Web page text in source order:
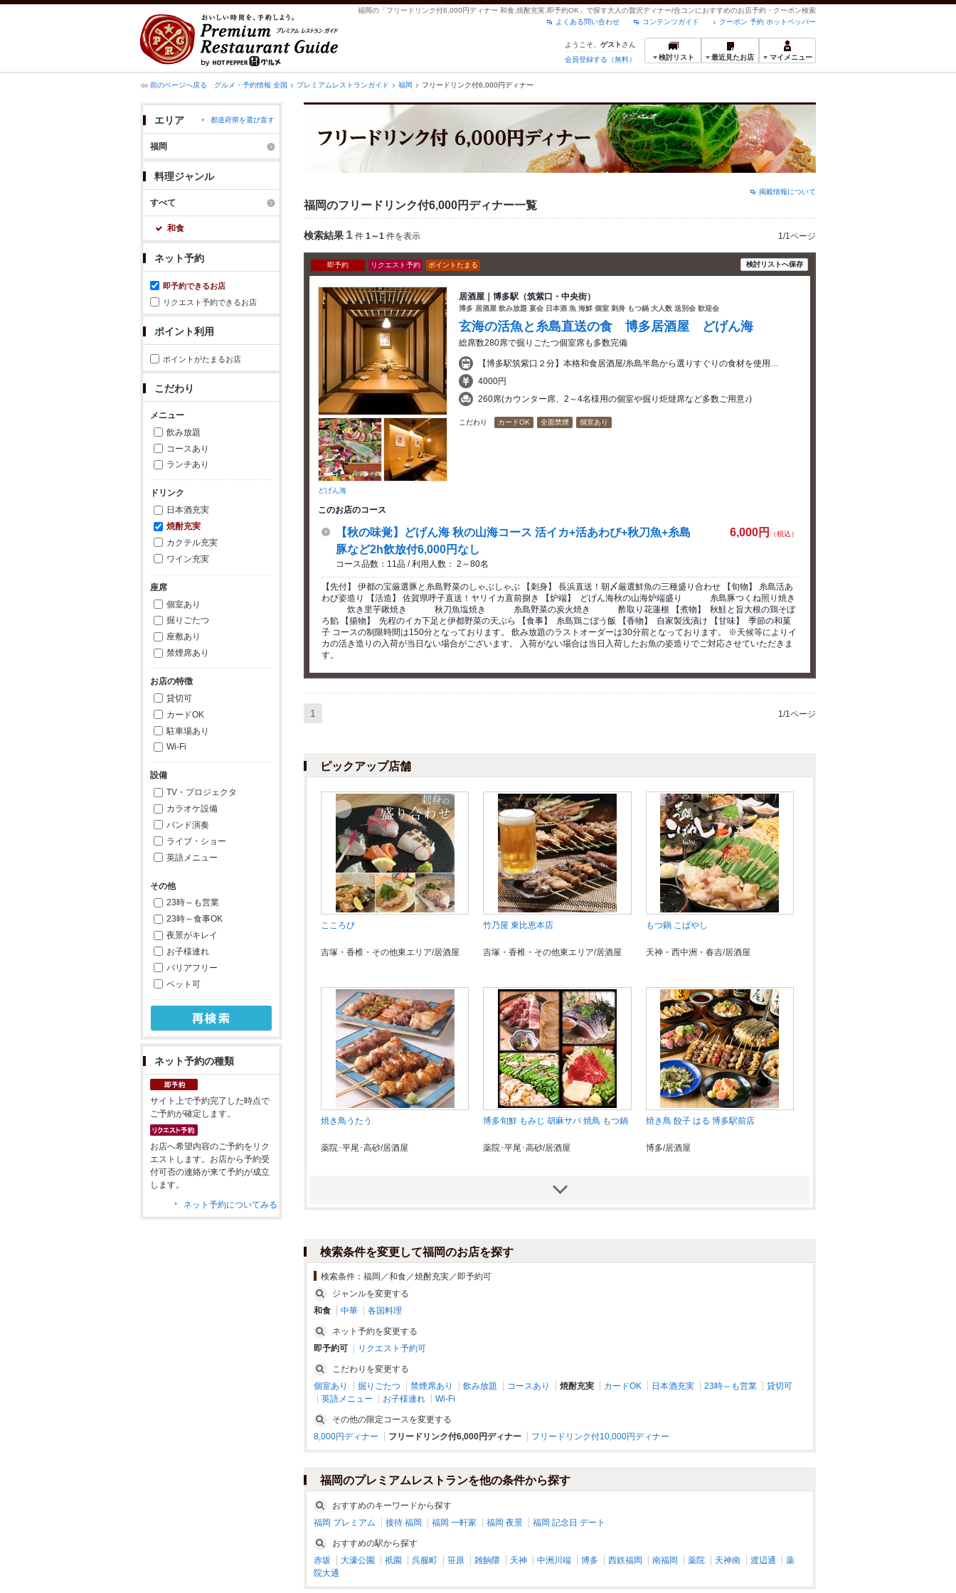
福岡の「フリードリンク付6,000円ディナー 和食,焼酎充実,即予約OK」で探す大人の贅沢ディナー/合コンにおすすめのお店予約・クーポン検索
クーポン 予約 ホットペッパー
コンテンツガイド
よくある問い合わせ
ようこそ、 ゲスト さん
会員登録する（無料）
検討リスト 最近見たお店 マイメニュー
前のページへ戻る グルメ・予約情報 全国 プレミアムレストランガイド 福岡 フリードリンク付6,000円ディナー
エリア 都道府県を選び直す
福岡
料理ジャンル
すべて
和食
ネット予約
即予約できるお店
リクエスト予約できるお店
ポイント利用
ポイントがたまるお店
こだわり
メニュー
飲み放題
コースあり
ランチあり
ドリンク
日本酒充実
焼酎充実
カクテル充実
ワイン充実
座席
個室あり
掘りごたつ
座敷あり
禁煙席あり
お店の特徴
貸切可
カードOK
駐車場あり
Wi-Fi
設備
TV・プロジェクタ
カラオケ設備
バンド演奏
ライブ・ショー
英語メニュー
その他
23時～も営業
23時～食事OK
夜景がキレイ
お子様連れ
バリアフリー
ペット可
ネット予約の種類
サイト上で予約完了した時点で
ご予約が確定します。
お店へ希望内容のご予約をリク
エストします。お店から予約受
付可否の連絡が来て予約が成立
します。
ネット予約についてみる
掲載情報について
福岡のフリードリンク付6,000円ディナー一覧
検索結果 1 件 1～1 件を表示 1/1ページ
即予約 リクエスト予約 ポイントたまる 検討リストへ保存
どげん海
居酒屋｜博多駅（筑紫口・中央街）
博多 居酒屋 飲み放題 宴会 日本酒 魚 海鮮 個室 刺身 もつ鍋 大人数 送別会 歓迎会
玄海の活魚と糸島直送の食 博多居酒屋 どげん海
総席数280席で掘りごたつ個室席も多数完備
【博多駅筑紫口２分】本格和食居酒屋/糸島半島から選りすぐりの食材を使用…
4000円
260席(カウンター席、2～4名様用の個室や掘り炬燵席など多数ご用意♪)
こだわり カードOK 全面禁煙 個室あり
このお店のコース
6,000円 （税込）
【秋の味覚】どげん海 秋の山海コース 活イカ+活あわび+秋刀魚+糸島
豚など2h飲放付6,000円なし
コース品数：11品 / 利用人数： 2～80名
【先付】 伊都の宝厳選豚と糸島野菜のしゃぶしゃぶ 【刺身】 長浜直送！朝〆厳選鮮魚の三種盛り合わせ 【旬物】 糸島活あ
わび姿造り 【活造】 佐賀県呼子直送！ヤリイカ直前捌き 【炉端】 どげん海秋の山海炉端盛り 糸島豚つくね照り焼き
炊き里芋鍬焼き 秋刀魚塩焼き 糸島野菜の炭火焼き 酢取り花蓮根 【煮物】 秋鮭と旨大根の鶏そぼ
ろ餡 【揚物】 先程のイカ下足と伊都野菜の天ぷら 【食事】 糸島鶏ごぼう飯 【香物】 自家製浅漬け 【甘味】 季節の和菓
子 コースの制限時間は150分となっております。 飲み放題のラストオーダーは30分前となっております。 ※天候等によりイ
カの活き造りの入荷が当日ない場合がございます。 入荷がない場合は当日入荷したお魚の姿造りでご対応させていただきま
す。
1 1/1ページ
ピックアップ店舗
こころび
吉塚・香椎・その他東エリア/居酒屋
竹乃屋 東比恵本店
吉塚・香椎・その他東エリア/居酒屋
もつ鍋 こばやし
天神・西中洲・春吉/居酒屋
焼き鳥うたう
薬院･平尾･高砂/居酒屋
博多旬鮮 もみじ 胡麻サバ 焼鳥 もつ鍋
薬院･平尾･高砂/居酒屋
焼き鳥 餃子 はる 博多駅前店
博多/居酒屋
和創作コース専門店 百舌のしわざ
北九州（小倉・門司）/居酒屋
つくよみ 離れ 博多
博多/居酒屋
検索条件を変更して福岡のお店を探す
検索条件： 福岡／和食／焼酎充実／即予約可
ジャンルを変更する
和食
中華 各国料理
ネット予約を変更する
即予約可
リクエスト予約可
こだわりを変更する
個室あり
掘りごたつ 禁煙席あり 飲み放題 コースあり 焼酎充実 カードOK 日本酒充実 23時～も営業
貸切可
英語メニュー
お子様連れ Wi-Fi
その他の限定コースを変更する
8,000円ディナー
フリードリンク付6,000円ディナー フリードリンク付10,000円ディナー
福岡のプレミアムレストランを他の条件から探す
おすすめのキーワードから探す
福岡 プレミアム
接待 福岡 福岡 一軒家 福岡 夜景 福岡 記念日 デート
おすすめの駅から探す
赤坂
大濠公園 祇園 呉服町 笹原 雑餉隈 天神 中洲川端 博多 西鉄福岡 南福岡 薬院 天神南 渡辺通
薬
院大通